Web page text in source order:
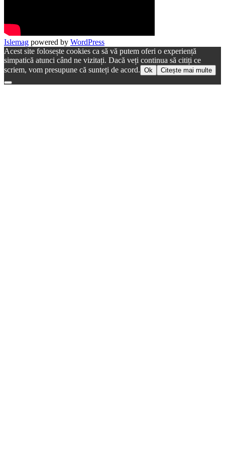
Islemag powered by WordPress
Acest site folosește cookies ca să vă putem oferi o experiență
simpatică atunci când ne vizitați. Dacă veți continua să citiți ce
scriem, vom presupune că sunteți de acord. Ok Citește mai multe